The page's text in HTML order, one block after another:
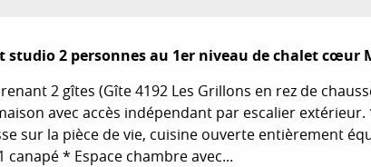
studio 2 personnes au 1er niveau de chalet cœur
2 gîtes (Gîte 4192 Les Grillons en rez de
avec accès indépendant par escalier
sur la pièce de vie, cuisine ouverte entièrement
canapé * Espace chambre avec...